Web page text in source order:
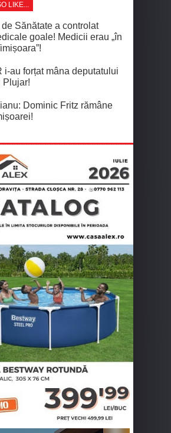
LIKE...
Sănătate a controlat
goale! Medicii erau „în
i-au forțat mâna deputatului
Plujar!
Dominic Fritz rămâne